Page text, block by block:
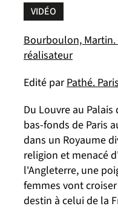
VIDÉO
Bourboulon,
réalisateur
Edité parPathé.
Du Louvre au
bas-fonds de Paris
dans un Royaume
religion et menacé
l'Angleterre, une
femmes vont
destin à celui de la